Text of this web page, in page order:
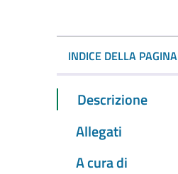
INDICE DELLA PAGINA
Descrizione
Allegati
A cura di